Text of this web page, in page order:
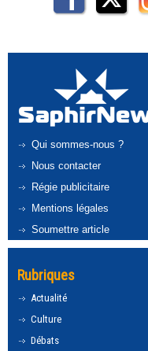
Qui sommes-nous ?
Nous contacter
Régie publicitaire
Mentions légales
Soumettre article
Rubriques
Actualité
Culture
Débats